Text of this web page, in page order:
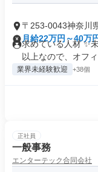
〒253-0043神奈川
月給22万円～40万
求めている人材 ✨
以上なので、オフィ
業界未経験歓迎 +38個
正社員
一般事務
エンターテック合同会社